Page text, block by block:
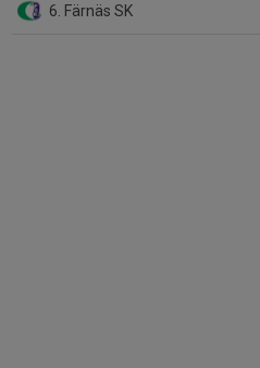
6. Färnäs SK